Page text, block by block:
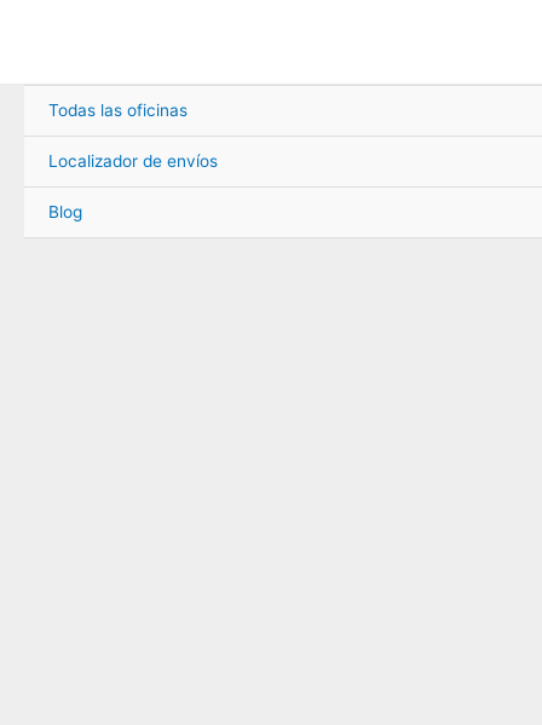
Todas las oficinas
Localizador de envíos
Blog